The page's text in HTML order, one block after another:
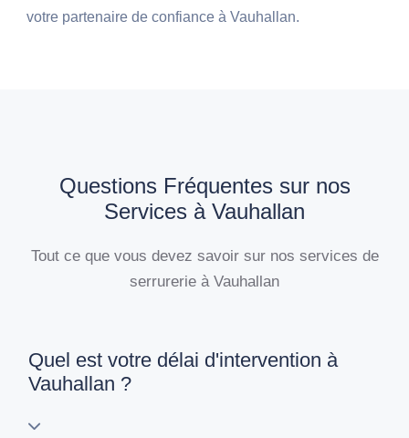
votre partenaire de confiance à Vauhallan.
Questions Fréquentes sur nos
Services à Vauhallan
Tout ce que vous devez savoir sur nos services de
serrurerie à Vauhallan
Quel est votre délai d'intervention à
Vauhallan ?